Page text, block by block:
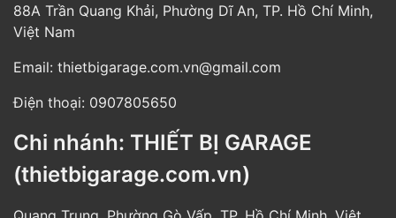
88A Trần Quang Khải, Phường Dĩ An, TP. Hồ Chí Minh,
Việt Nam
Email: thietbigarage.com.vn@gmail.com
Điện thoại: 0907805650
Chi nhánh: THIẾT BỊ GARAGE
(thietbigarage.com.vn)